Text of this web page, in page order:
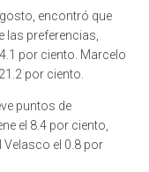
encontró que
las preferencias,
por ciento. Marcelo
por ciento.
puntos de
el 8.4 por ciento,
Velasco el 0.8 por